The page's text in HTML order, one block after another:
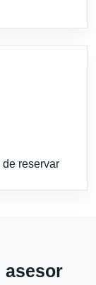
reservar
asesor